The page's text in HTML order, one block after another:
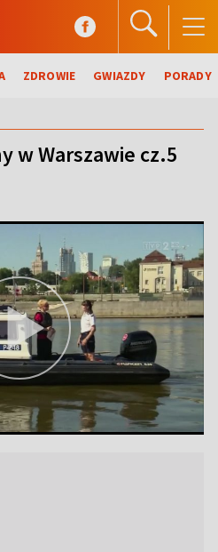
ZDROWIE GWIAZDY PORADY
w Warszawie cz.5